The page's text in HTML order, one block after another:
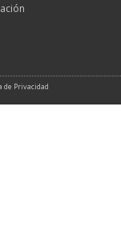
de Privacidad